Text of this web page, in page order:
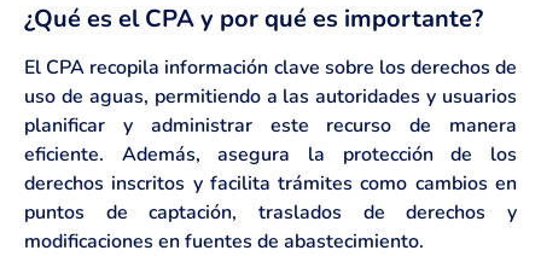
¿Qué es el CPA y por qué es importante?
El CPA recopila información clave sobre los derechos de
uso de aguas, permitiendo a las autoridades y usuarios
planificar y administrar este recurso de manera
eficiente. Además, asegura la protección de los
derechos inscritos y facilita trámites como cambios en
puntos de captación, traslados de derechos y
modificaciones en fuentes de abastecimiento.